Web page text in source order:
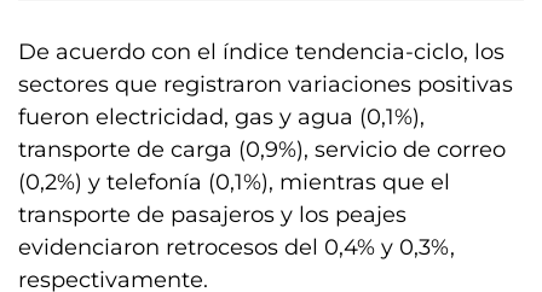
De acuerdo con el índice tendencia-ciclo, los
sectores que registraron variaciones positivas
fueron electricidad, gas y agua (0,1%),
transporte de carga (0,9%), servicio de correo
(0,2%) y telefonía (0,1%), mientras que el
transporte de pasajeros y los peajes
evidenciaron retrocesos del 0,4% y 0,3%,
respectivamente.